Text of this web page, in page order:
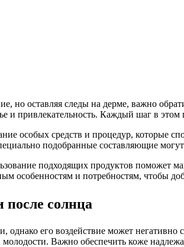
но оставляя следы на дерме, важно
и привлекательность. Каждый шаг в
особых средств и процедур, которые
подобранные составляющие
подходящих продуктов поможет
особенностям и потребностям, чтобы
солнца
однако его воздействие может
Важно обеспечить коже